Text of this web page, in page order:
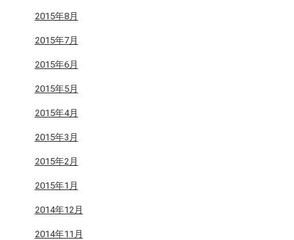
2015年8月
2015年7月
2015年6月
2015年5月
2015年4月
2015年3月
2015年2月
2015年1月
2014年12月
2014年11月